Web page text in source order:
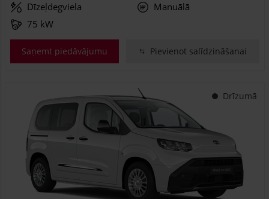
Dīzeļdegviela
Manuālā
75 kW
Saņemt piedāvājumu Pievienot salīdzināšanai
Drīzumā